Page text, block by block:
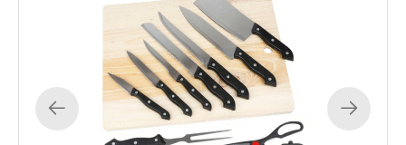
Previous Next